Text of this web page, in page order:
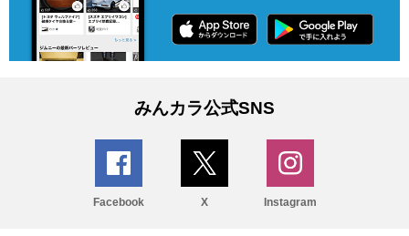
みんカラ公式SNS
Facebook X Instagram